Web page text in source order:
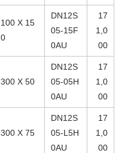
100 X 15
0
DN12S
05-15F
0AU
17
1,0
00
300 X 50
DN12S
05-05H
0AU
17
1,0
00
300 X 75
DN12S
05-L5H
0AU
17
1,0
00